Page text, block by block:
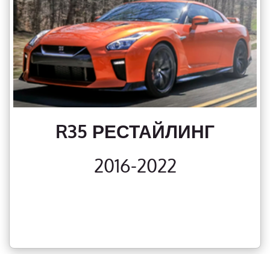
R35 РЕСТАЙЛИНГ
2016-2022